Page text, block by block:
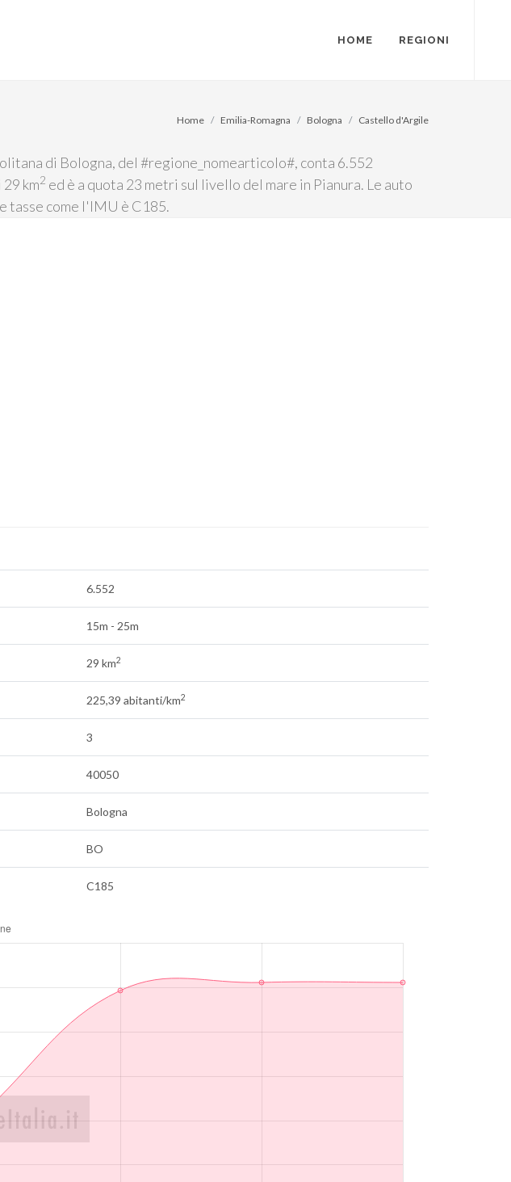
HOME REGIONI
di Bologna, del #regione_nomearticolo#, conta 6.552
km2 ed è a quota 23 metri sul livello del mare in Pianura. Le auto
tasse come l'IMU è C185.
Home Emilia-Romagna Bologna Castello d'Argile
6.552
15m - 25m
29 km2
225,39 abitanti/km2
3
40050
Bologna
BO
C185